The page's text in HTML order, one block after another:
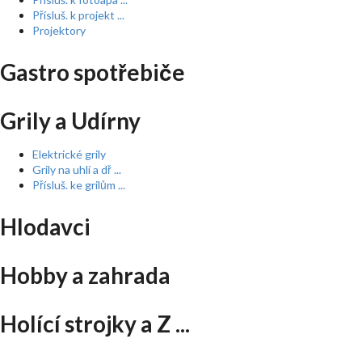
Přísluš. k projekt ...
Projektory
Gastro spotřebiče
Grily a Udírny
Elektrické grily
Grily na uhlí a dř ...
Přísluš. ke grilům ...
Hlodavci
Hobby a zahrada
Holící strojky a Z ...